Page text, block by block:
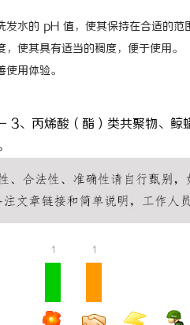
发水的 pH 值，使其保持在合适的范
使其具有适当的稠度，便于使用。
用体验。
、丙烯酸（酯）类共聚物、鲸
1 1